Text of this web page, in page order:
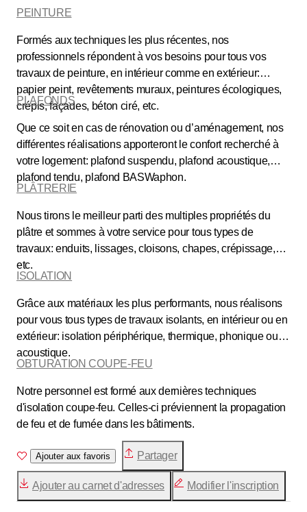
PEINTURE
Formés aux techniques les plus récentes, nos
professionnels répondent à vos besoins pour tous vos
travaux de peinture, en intérieur comme en extérieur:
papier peint, revêtements muraux, peintures écologiques,
crépis, façades, béton ciré, etc.
PLAFONDS
Que ce soit en cas de rénovation ou d’aménagement, nos
différentes réalisations apporteront le confort recherché à
votre logement: plafond suspendu, plafond acoustique,
plafond tendu, plafond BASWaphon.
PLÂTRERIE
Nous tirons le meilleur parti des multiples propriétés du
plâtre et sommes à votre service pour tous types de
travaux: enduits, lissages, cloisons, chapes, crépissage,
etc.
ISOLATION
Grâce aux matériaux les plus performants, nous réalisons
pour vous tous types de travaux isolants, en intérieur ou en
extérieur: isolation périphérique, thermique, phonique ou
acoustique.
OBTURATION COUPE-FEU
Notre personnel est formé aux dernières techniques
d'isolation coupe-feu. Celles-ci préviennent la propagation
de feu et de fumée dans les bâtiments.
Ajouter aux favoris Partager
Ajouter au carnet d'adresses Modifier l'inscription